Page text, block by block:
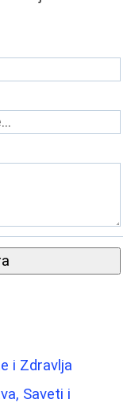
i Zdravlja
Saveti i